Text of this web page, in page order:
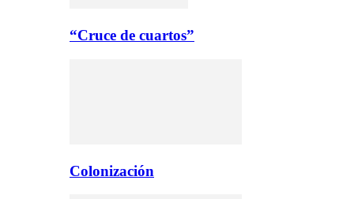
“Cruce de cuartos”
Colonización